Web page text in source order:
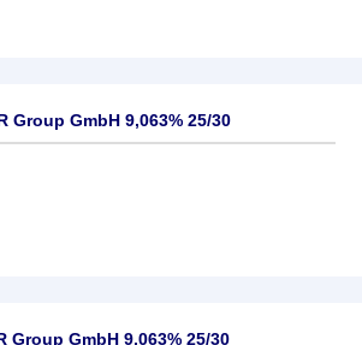
Group GmbH 9,063% 25/30
Group GmbH 9,063% 25/30